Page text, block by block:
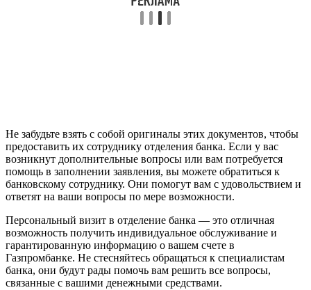
Не забудьте взять с собой оригиналы этих документов, чтобы
предоставить их сотруднику отделения банка. Если у вас
возникнут дополнительные вопросы или вам потребуется
помощь в заполнении заявления, вы можете обратиться к
банковскому сотруднику. Они помогут вам с удовольствием и
ответят на ваши вопросы по мере возможности.
Персональный визит в отделение банка — это отличная
возможность получить индивидуальное обслуживание и
гарантированную информацию о вашем счете в
Газпромбанке. Не стесняйтесь обращаться к специалистам
банка, они будут рады помочь вам решить все вопросы,
связанные с вашими денежными средствами.